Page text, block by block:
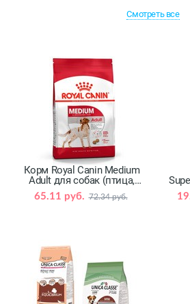
Смотреть все
Корм Royal Canin Medium
Adult для собак (птица,
свинина)
65.11 руб. 72.34 руб.